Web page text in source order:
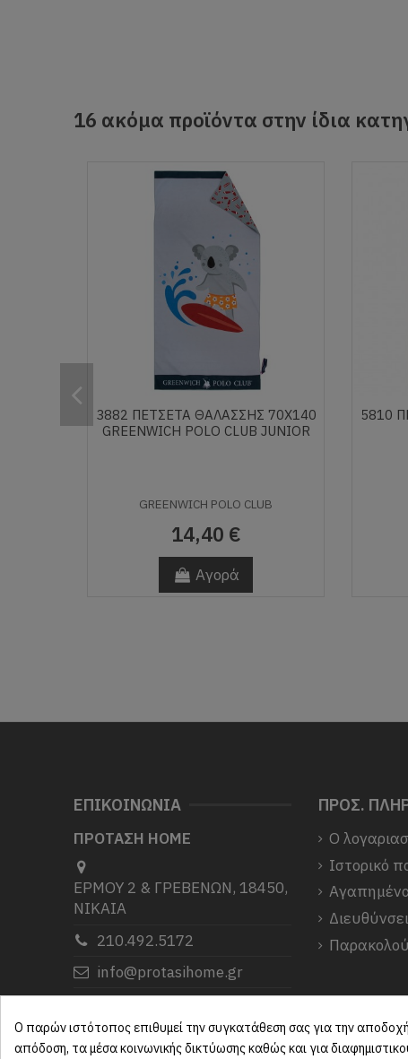
16 ακόμα προϊόντα στην ίδια
3882 ΠΕΤΣΕΤΑ ΘΑΛΑΣΣΗΣ 70Χ140
GREENWICH POLO CLUB JUNIOR
GREENWICH POLO CLUB
14,40 €
Αγορά
5810
ΕΠΙΚΟΙΝΩΝΙΑ
ΠΡΟΤΑΣΗ HOME
ΕΡΜΟΥ 2 & ΓΡΕΒΕΝΩΝ, 18450,
ΝΙΚΑΙΑ
210.492.5172
info@protasihome.gr
Σας ευχαριστούμε που μας
επιλέξατε.
ΠΡΟΣ.
Ο
Ιστορικό
Ο παρών ιστότοπος επιθυμεί την συγκατάθεση σας για την
απόδοση, τα μέσα κοινωνικής δικτύωσης καθώς και για